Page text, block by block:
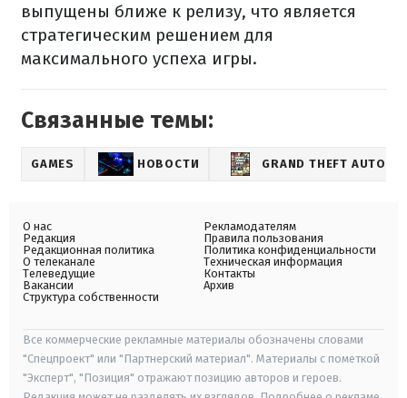
выпущены ближе к релизу, что является
стратегическим решением для
максимального успеха игры.
Связанные темы:
GAMES НОВОСТИ GRAND THEFT AUTO
О нас
Редакция
Редакционная политика
О телеканале
Телеведущие
Вакансии
Структура собственности
Рекламодателям
Правила пользования
Политика конфиденциальности
Техническая информация
Контакты
Архив
Все коммерческие рекламные материалы обозначены словами
"Спецпроект" или "Партнерский материал". Материалы с пометкой
"Эксперт", "Позиция" отражают позицию авторов и героев.